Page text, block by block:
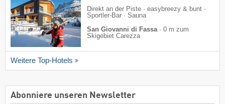
Direkt an der Piste · easybreezy & bunt ·
Sportler-Bar · Sauna
San Giovanni di Fassa· 0 m zum
Skigebiet Carezza
Weitere Top-Hotels
Abonniere unseren Newsletter